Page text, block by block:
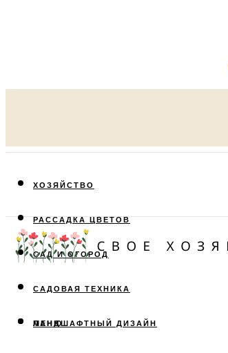
ХОЗЯЙСТВО
РАССАДКА ЦВЕТОВ
САД И ОГОРОД
САДОВАЯ ТЕХНИКА
ЛАНДШАФТНЫЙ ДИЗАЙН
МЕНЮ